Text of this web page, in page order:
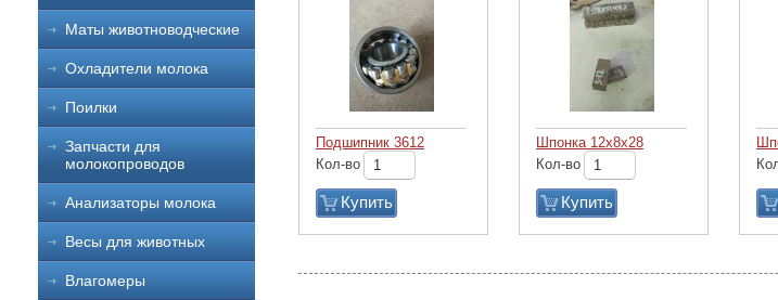
Маты животноводческие
Охладители молока
Поилки
Запчасти для
молокопроводов
Анализаторы молока
Весы для животных
Влагомеры
Подшипник 3612
Кол-во
Купить
Шпонка 12х8х28
Кол-во
Купить